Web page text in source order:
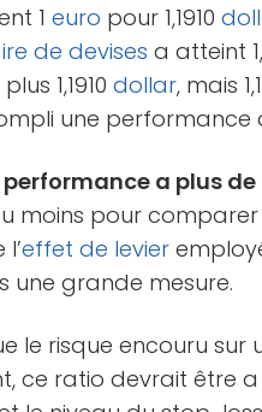
1euro pour 1,1910
de devises a atteint
1,1910dollar, mais
une performance de
performance a plus
moins pour
effet de levier
une grande mesure.
le risque encouru sur
ce ratio devrait être a